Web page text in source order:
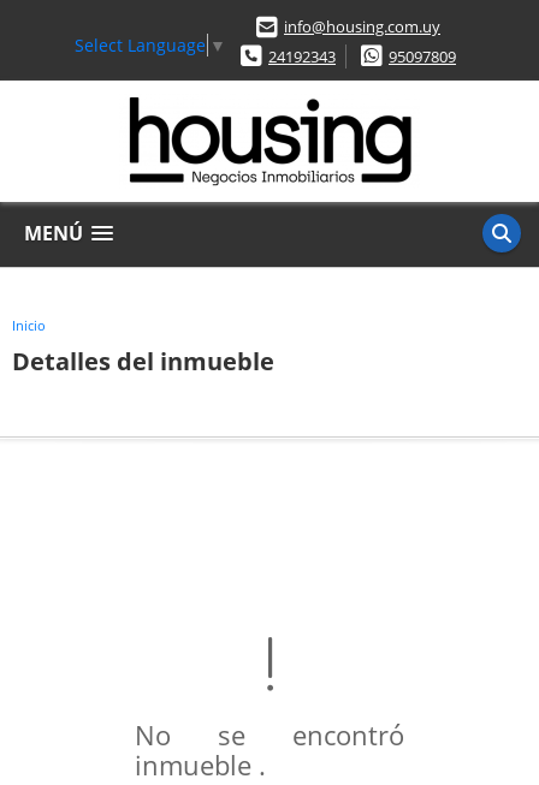
Select Language ▼
info@housing.com.uy
24192343
95097809
MENÚ
Inicio
Detalles del inmueble
No se encontró
inmueble .